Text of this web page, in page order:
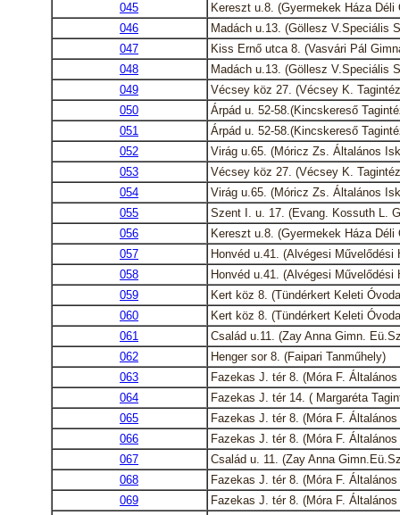
045
Kereszt u.8. (Gyermekek Háza Déli
046
Madách u.13. (Göllesz V.Speciális
047
Kiss Ernő utca 8. (Vasvári Pál
048
Madách u.13. (Göllesz V.Speciális
049
Vécsey köz 27. (Vécsey K.
050
Árpád u. 52-58.(Kincskereső
051
Árpád u. 52-58.(Kincskereső
052
Virág u.65. (Móricz Zs. Általános
053
Vécsey köz 27. (Vécsey K.
054
Virág u.65. (Móricz Zs. Általános
055
Szent I. u. 17. (Evang. Kossuth L.
056
Kereszt u.8. (Gyermekek Háza Déli
057
Honvéd u.41. (Alvégesi Művelődési
058
Honvéd u.41. (Alvégesi Művelődési
059
Kert köz 8. (Tündérkert Keleti
060
Kert köz 8. (Tündérkert Keleti
061
Család u.11. (Zay Anna Gimn.
062
Henger sor 8. (Faipari Tanműhely)
063
Fazekas J. tér 8. (Móra F.
064
Fazekas J. tér 14. ( Margaréta
065
Fazekas J. tér 8. (Móra F.
066
Fazekas J. tér 8. (Móra F.
067
Család u. 11. (Zay Anna
068
Fazekas J. tér 8. (Móra F.
069
Fazekas J. tér 8. (Móra F.